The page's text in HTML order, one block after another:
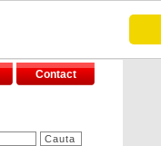
Contact